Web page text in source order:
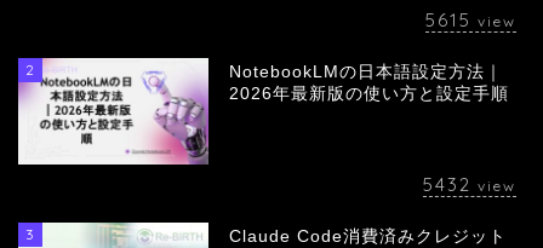
5615 view
2
NotebookLMの日本語設定方法｜
2026年最新版の使い方と設定手順
5432 view
3 Claude Code消費済みクレジット
会社概要
採用情報